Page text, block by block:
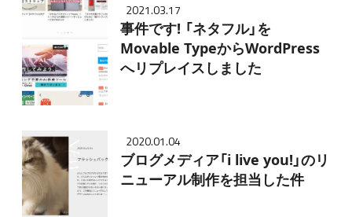
2021.03.17
事件です! 「ネタフル」を
Movable TypeからWordPress
へリプレイスしました
2020.01.04
ブログメディア「i live you!」のリ
ニューアル制作を担当した件